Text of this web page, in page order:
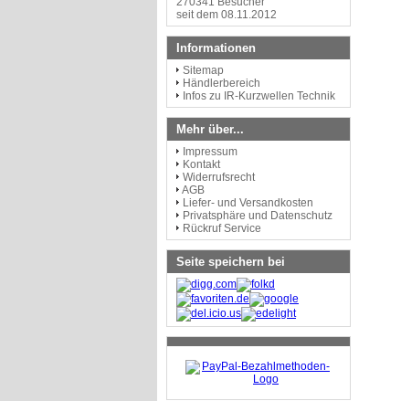
seit dem 08.11.2012
Informationen
Sitemap
Händlerbereich
Infos zu IR-Kurzwellen Technik
Mehr über...
Impressum
Kontakt
Widerrufsrecht
AGB
Liefer- und Versandkosten
Privatsphäre und Datenschutz
Rückruf Service
Seite speichern bei